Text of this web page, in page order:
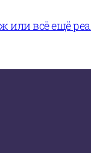
или всё ещё